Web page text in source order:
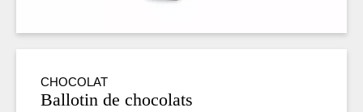
CHOCOLAT
Ballotin de chocolats